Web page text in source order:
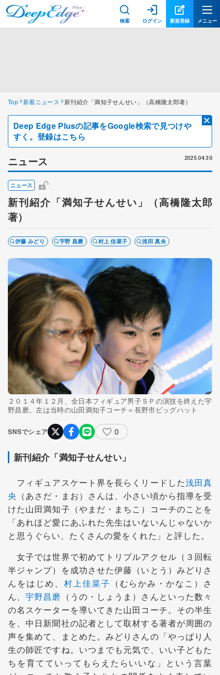
検索 ログイン 新規登録 メニュー
Top 新着ニュース 新刊紹介「満知子せんせい」（高橋隆太郎著）
Deep Edge Plusの記事をGoogle検索で見つけや
すく。登録はこちら
ニュース 2025.04.30
ニュース
新刊紹介「満知子せんせい」（高橋隆太郎
著）
伊藤 みどり 宇野 昌磨 村上 佳菜子 浅田 真央
２０１４年１２月、全日本フィギュア男子ＳＰの演技を終えた宇
野昌磨。左は当時の山田満知子コーチ＝長野市ビッグハット
SNSでシェア 0
新刊紹介「満知子せんせい」
フィギュアスケート界を長らくリードした浅田真
央 （あさだ・まお）さんは、小さい頃から指導を受
けた山田満知子（やまだ・まちこ）コーチのことを
「あれほど愛にあふれた先生はいないんじゃないか
と思うぐらい、たくさんの愛をくれた」と評した。
女子では世界で初めてトリプルアクセル（３回転
半ジャンプ）を成功させた伊藤（いとう）みどりさ
んをはじめ、 村上佳菜子 （むらかみ・かなこ）さ
ん、宇野昌磨 （うの・しょうま）さんといった数々
の名スケーターを導いてきた山田コーチ。その半生
を、中日新聞社の記者として取材する著者が周囲の
声を集めて、まとめた。みどりさんの「やっぱり人
生の師匠ですね。いつまでも元気で、いい子どもた
ちを育てていってもらえたらいいな」という言葉